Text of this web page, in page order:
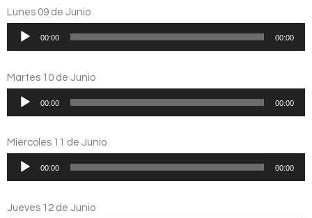
audio
Lunes 09 de Junio
Reproductor
audio
00:00 00:00
Martes 10 de Junio
Reproductor
audio
00:00 00:00
Miércoles 11 de Junio
Reproductor
audio
00:00 00:00
Jueves 12 de Junio